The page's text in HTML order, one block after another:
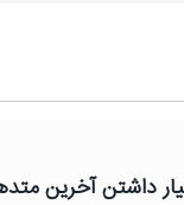
داشتن آخرین